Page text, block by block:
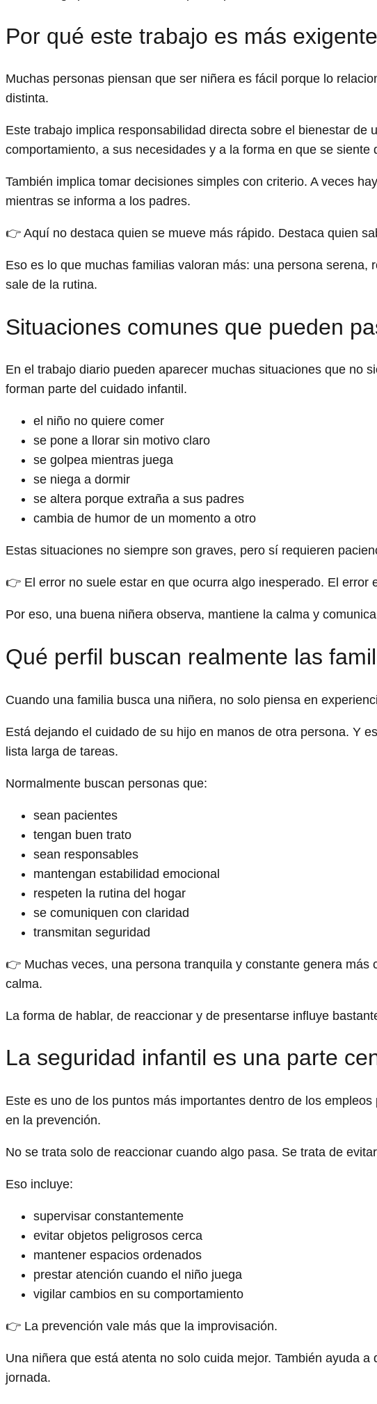
Por qué este trabajo es más
Muchas personas piensan que ser niñera es fácil porque lo
distinta.
Este trabajo implica responsabilidad directa sobre el bienestar de
comportamiento, a sus necesidades y a la forma en que se siente
También implica tomar decisiones simples con criterio. A veces
mientras se informa a los padres.
👉 Aquí no destaca quien se mueve más rápido. Destaca quien
Eso es lo que muchas familias valoran más: una persona
sale de la rutina.
Situaciones comunes que pueden
En el trabajo diario pueden aparecer muchas situaciones que no
forman parte del cuidado infantil.
el niño no quiere comer
se pone a llorar sin motivo claro
se golpea mientras juega
se niega a dormir
se altera porque extraña a sus padres
cambia de humor de un momento a otro
Estas situaciones no siempre son graves, pero sí requieren
👉 El error no suele estar en que ocurra algo inesperado. El error
Por eso, una buena niñera observa, mantiene la calma y
Qué perfil buscan realmente las
Cuando una familia busca una niñera, no solo piensa en
Está dejando el cuidado de su hijo en manos de otra persona. Y
lista larga de tareas.
Normalmente buscan personas que:
sean pacientes
tengan buen trato
sean responsables
mantengan estabilidad emocional
respeten la rutina del hogar
se comuniquen con claridad
transmitan seguridad
👉 Muchas veces, una persona tranquila y constante genera
calma.
La forma de hablar, de reaccionar y de presentarse influye
La seguridad infantil es una parte
Este es uno de los puntos más importantes dentro de los
en la prevención.
No se trata solo de reaccionar cuando algo pasa. Se trata de
Eso incluye:
supervisar constantemente
evitar objetos peligrosos cerca
mantener espacios ordenados
prestar atención cuando el niño juega
vigilar cambios en su comportamiento
👉 La prevención vale más que la improvisación.
Una niñera que está atenta no solo cuida mejor. También ayuda
jornada.